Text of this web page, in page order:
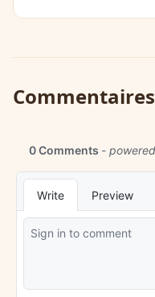
Commentaires